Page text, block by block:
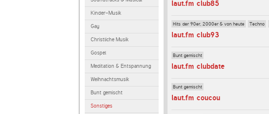
Kinder-Musik
Gay
Christliche Musik
Gospel
Meditation & Entspannung
Weihnachtsmusik
Bunt gemischt
Sonstiges
laut.fm club85
Hits der 90er, 2000er & von heute Techno
laut.fm club93
Bunt gemischt
laut.fm clubdate
Bunt gemischt
laut.fm coucou